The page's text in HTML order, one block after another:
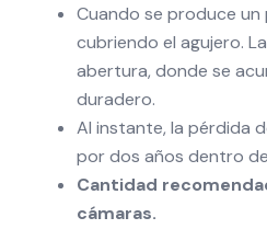
Cuando se produce
cubriendo el agujero.
abertura, donde se
duradero.
Al instante, la pérdida
por dos años dentro
Cantidad
cámaras.